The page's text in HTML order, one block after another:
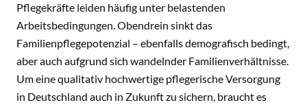
Pflegekräfte leiden häufig unter belastenden
Arbeitsbedingungen. Obendrein sinkt das
Familienpflegepotenzial – ebenfalls demografisch bedingt,
aber auch aufgrund sich wandelnder Familienverhältnisse.
Um eine qualitativ hochwertige pflegerische Versorgung
in Deutschland auch in Zukunft zu sichern, braucht es